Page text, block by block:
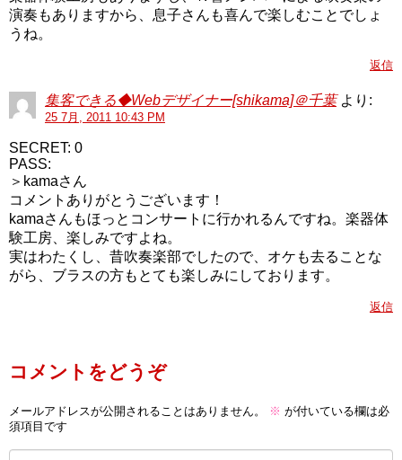
演奏もありますから、息子さんも喜んで楽しむことでしょ
うね。
返信
集客できる◆Webデザイナー[shikama]＠千葉 より:
25 7月, 2011 10:43 PM
SECRET: 0
PASS:
＞kamaさん
コメントありがとうございます！
kamaさんもほっとコンサートに行かれるんですね。楽器体
験工房、楽しみですよね。
実はわたくし、昔吹奏楽部でしたので、オケも去ることな
がら、ブラスの方もとても楽しみにしております。
返信
コメントをどうぞ
メールアドレスが公開されることはありません。 ※ が付いている欄は必
須項目です